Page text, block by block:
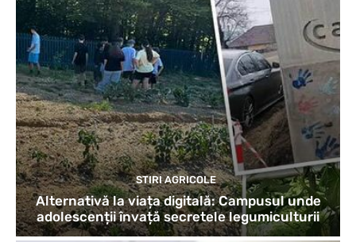
STIRI AGRICOLE
Alternativă la viața digitală: Campusul unde
adolescenții învață secretele legumiculturii